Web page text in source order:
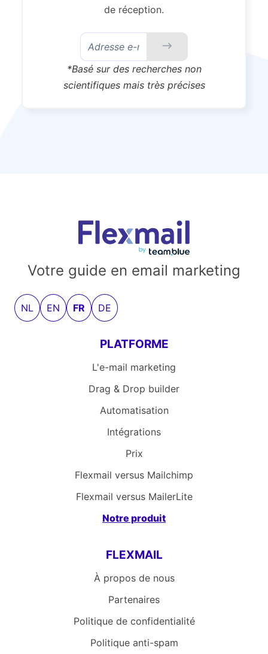
de réception.
*Basé sur des recherches non
scientifiques mais très précises
Votre guide en email marketing
NL EN FR DE
PLATFORME
L'e-mail marketing
Drag & Drop builder
Automatisation
Intégrations
Prix
Flexmail versus Mailchimp
Flexmail versus MailerLite
Notre produit
FLEXMAIL
À propos de nous
Partenaires
Politique de confidentialité
Politique anti-spam